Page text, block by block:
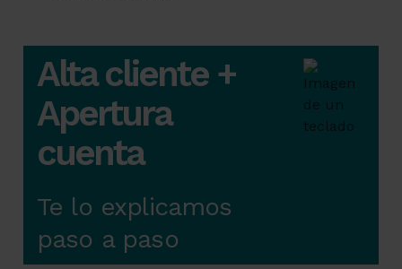
Alta cliente +
Apertura
cuenta
Te lo explicamos
paso a paso